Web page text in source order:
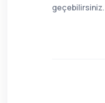
geçebilirsiniz.